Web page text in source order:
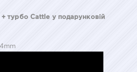
+ турбо Cattle у подарунковій